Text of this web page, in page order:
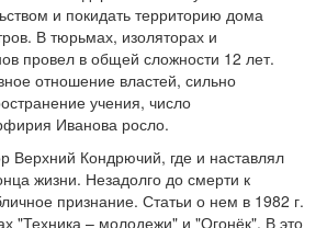
и покидать территорию дома
В тюрьмах, изоляторах и
провел в общей сложности 12 лет.
отношение властей, сильно
учения, число
Иванова росло.
Верхний Кондрючий, где и наставлял
жизни. Незадолго до смерти к
признание. Статьи о нем в 1982 г.
"Техника – молодежи" и "Огонёк". В это